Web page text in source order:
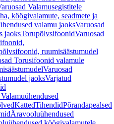
Valamusegistitele
köögivalamute, seadmete ja
valamu jaoksVaruosad
jaoksTorupõlvsifoonidVaruosad
ruumisäästumudel
Torusifoonid valamule
Varuosad
jaoksVarjatud
KattedTihendidPõrandapealsed
Äravooluühendused